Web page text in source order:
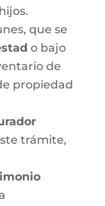
que se
o bajo
de
propiedad
trámite,